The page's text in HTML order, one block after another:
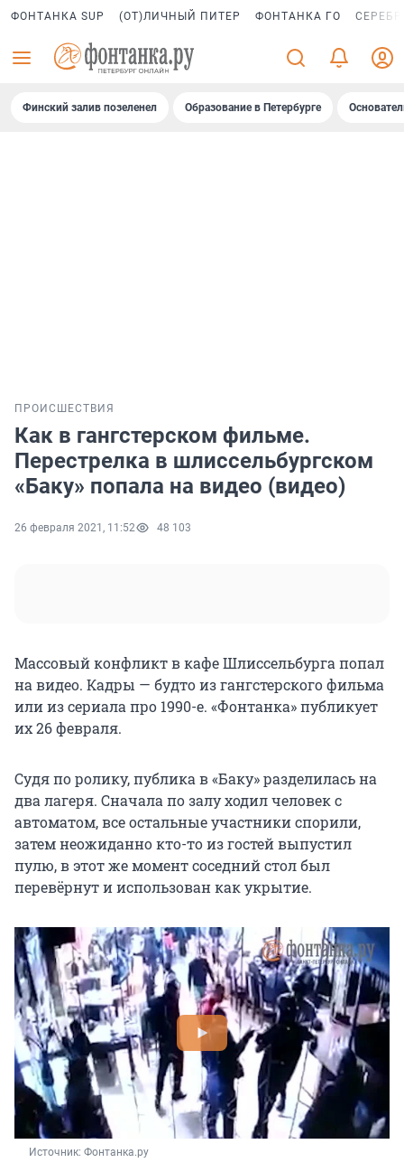
ФОНТАНКА SUP (ОТ)ЛИЧНЫЙ ПИТЕР ФОНТАНКА ГО
Финский залив позеленел Образование в Петербурге
ПРОИСШЕСТВИЯ
Как в гангстерском фильме.
Перестрелка в шлиссельбургском
«Баку» попала на видео (видео)
26 февраля 2021, 11:52 48 103
Массовый конфликт в кафе Шлиссельбурга попал
на видео. Кадры — будто из гангстерского фильма
или из сериала про 1990-е. «Фонтанка» публикует
их 26 февраля.
Судя по ролику, публика в «Баку» разделилась на
два лагеря. Сначала по залу ходил человек с
автоматом, все остальные участники спорили,
затем неожиданно кто-то из гостей выпустил
пулю, в этот же момент соседний стол был
перевёрнут и использован как укрытие.
Источник: Фонтанка.ру